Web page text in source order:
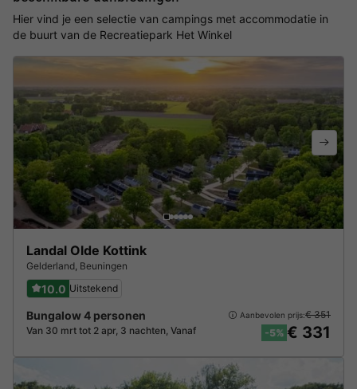
Hier vind je een selectie van campings met accommodatie in
de buurt van de Recreatiepark Het Winkel
Landal Olde Kottink
Gelderland, Beuningen
10.0 Uitstekend
Bungalow 4 personen
Van 30 mrt tot 2 apr, 3 nachten, Vanaf
Aanbevolen prijs:€ 351
-5% € 331